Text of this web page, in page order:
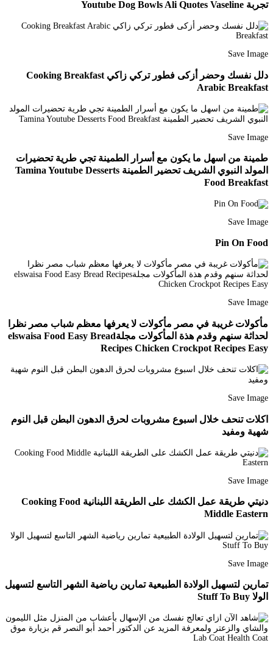
تجربة Youtube Dog Bowls Ali Quotes Vaseline
Save Image
دلل نفسك وحضر أزكى فطور تركي زاكي Cooking Breakfast
Arabic Breakfast
Save Image
طمينة من اسهل ما يكون مع أسرار الطمينة تجي طرية تحضيرات
المولد النبوي الشريف تحضير الطمينة Tamina Youtube Desserts
Food Breakfast
Save Image
Pin On Food
Save Image
مأكولات غريبة في مصر مأكولات لا يعرفها معظم شباب مصر نظرا
لحداثة سنهم وقدم هذة المأكولات مجلةelswaisa Food Easy Bread
Recipes Chicken Crockpot Recipes Easy
Save Image
اكلات تنحف خلال اسبوع مشروبات لحرق الدهون البطن قبل النوم
شهية ومفيد
Save Image
دنيتي طريقة عمل الكشك على الطريقة اللبنانية Cooking Food
Middle Eastern
Save Image
تمارين لتسهيل الولادة الطبيعية تمارين رياضية الشهر التاسع لتسهيل
الولا Stuff To Buy